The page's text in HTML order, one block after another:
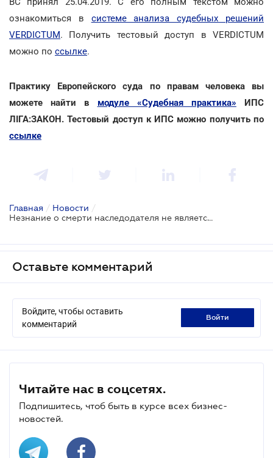
ознакомиться в системе анализа судебных решений
VERDICTUM. Получить тестовый доступ в VERDICTUM
можно по ссылке.
Практику Европейского суда по правам человека вы
можете найти в модуле «Судебная практика» ИПС
ЛIГА:ЗАКОН. Тестовый доступ к ИПС можно получить по
ссылке
Главная / Новости /
Незнание о смерти наследодателя не является уважительной причиной пропуска срока на принятие наследства
Оставьте комментарий
Войдите, чтобы оставить
комментарий
войти
Читайте нас в соцсетях.
Подпишитесь, чтоб быть в курсе всех бизнес-
новостей.